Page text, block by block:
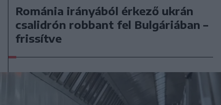
Románia irányából érkező ukrán
csalidrón robbant fel Bulgáriában –
frissítve